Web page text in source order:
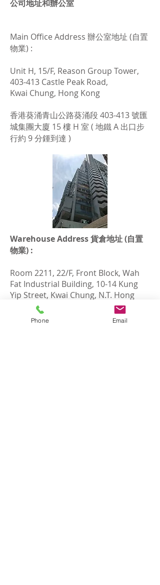
公司地址和辦公室
Main Office Address 辦公室地址 (自置
物業) :
Unit H, 15/F, Reason Group Tower,
403-413 Castle Peak Road,
Kwai Chung, Hong Kong
香港葵涌青山公路葵涌段 403-413 號匯
城集團大廈 15 樓 H 室 ( 地鐵 A 出口步
行約 9 分鍾到達 )
Warehouse Address 貨倉地址 (自置
物業) :
Room 2211, 22/F, Front Block, Wah
Fat Industrial Building, 10-14 Kung
Yip Street, Kwai Chung, N.T. Hong
Phone Email